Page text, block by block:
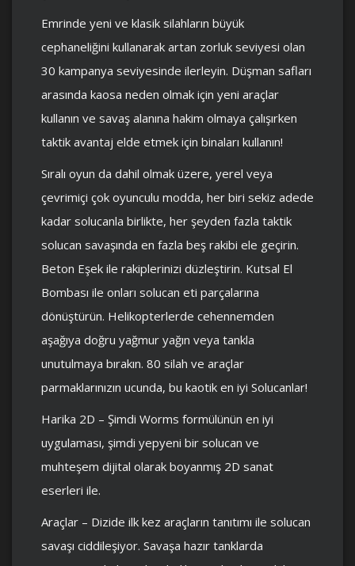
Emrinde yeni ve klasik silahların büyük
cephaneliğini kullanarak artan zorluk seviyesi olan
30 kampanya seviyesinde ilerleyin. Düşman safları
arasında kaosa neden olmak için yeni araçlar
kullanın ve savaş alanına hakim olmaya çalışırken
taktik avantaj elde etmek için binaları kullanın!
Sıralı oyun da dahil olmak üzere, yerel veya
çevrimiçi çok oyunculu modda, her biri sekiz adede
kadar solucanla birlikte, her şeyden fazla taktik
solucan savaşında en fazla beş rakibi ele geçirin.
Beton Eşek ile rakiplerinizi düzleştirin. Kutsal El
Bombası ile onları solucan eti parçalarına
dönüştürün. Helikopterlerde cehennemden
aşağıya doğru yağmur yağın veya tankla
unutulmaya bırakın. 80 silah ve araçlar
parmaklarınızın ucunda, bu kaotik en iyi Solucanlar!
Harika 2D – Şimdi Worms formülünün en iyi
uygulaması, şimdi yepyeni bir solucan ve
muhteşem dijital olarak boyanmış 2D sanat
eserleri ile.
Araçlar – Dizide ilk kez araçların tanıtımı ile solucan
savaşı ciddileşiyor. Savaşa hazır tanklarda